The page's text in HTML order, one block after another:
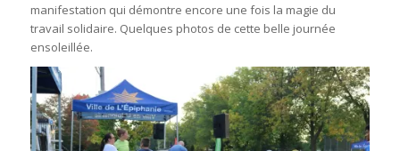
manifestation qui démontre encore une fois la magie du
travail solidaire. Quelques photos de cette belle journée
ensoleillée.